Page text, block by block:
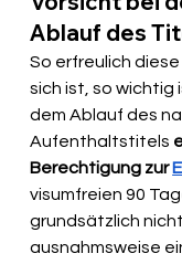
Ablauf des
So erfreulich
sich ist, so wichtig
dem Ablauf des
Aufenthaltstitels
Berechtigung zur
visumfreien 90
grundsätzlich
ausnahmsweise